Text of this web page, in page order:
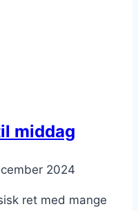
middag
2024
ret med mange